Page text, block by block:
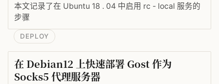
本文记录了在 Ubuntu 18 . 04 中启用 rc - local 服务的
步骤
DEPLOY
在 Debian12 上快速部署 Gost 作为
Socks5 代理服务器